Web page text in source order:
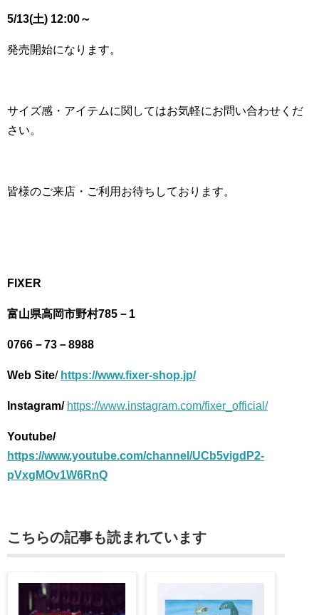
5/13(土) 12:00～
発売開始になります。
サイズ感・アイテムに関してはお気軽にお問い合わせくだ
さい。
皆様のご来店・ご利用お待ちしております。
FIXER
富山県高岡市野村785－1
0766－73－8988
Web Site/ https://www.fixer-shop.jp/
Instagram/ https://www.instagram.com/fixer_official/
Youtube/
https://www.youtube.com/channel/UCb5vigdP2-
pVxgMOv1W6RnQ
こちらの記事も読まれています